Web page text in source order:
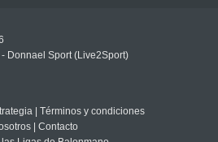
Donnael Sport (Live2Sport)
| Términos y condiciones
| Contacto